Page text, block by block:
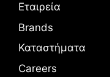
Εταιρεία
Brands
Καταστήματα
Careers